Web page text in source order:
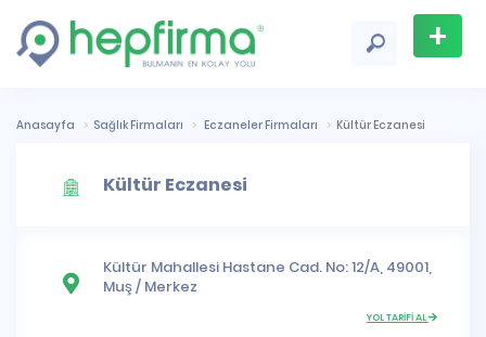
+
Ekle
Anasayfa Sağlık Firmaları Eczaneler Firmaları Kültür Eczanesi
Kültür Eczanesi
Kültür Mahallesi Hastane Cad. No: 12/A, 49001,
Muş/ Merkez
YOL TARİFİ AL